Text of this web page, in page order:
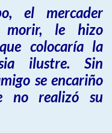
el mercader
morir, le hizo
colocaría la
ilustre. Sin
se encariño
no realizó su